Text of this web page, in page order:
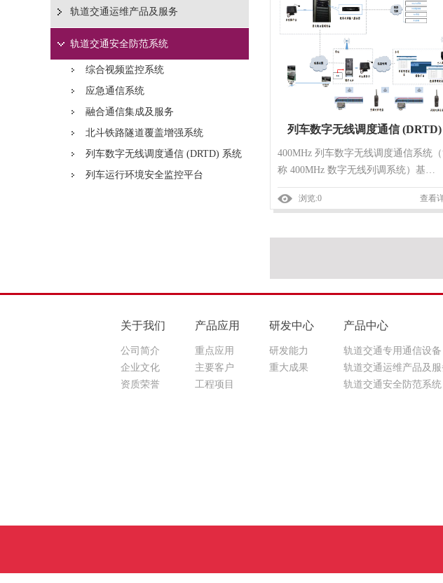
轨道交通运维产品及服务
轨道交通安全防范系统
综合视频监控系统
应急通信系统
融合通信集成及服务
北斗铁路隧道覆盖增强系统
列车数字无线调度通信 (DRTD) 系统
列车运行环境安全监控平台
列车数字无线调度通信 (DRTD)
系统
400MHz 列车数字无线调度通信系统
称 400MHz 数字无线列调系统）基…
查看
浏览:0
关于我们
公司简介
企业文化
资质荣誉
产品应用
重点应用
主要客户
工程项目
研发中心
研发能力
重大成果
产品中心
轨道交通专用通信设备
轨道交通运维产品及服
轨道交通安全防范系统